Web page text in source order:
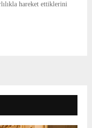
hareket ettiklerini